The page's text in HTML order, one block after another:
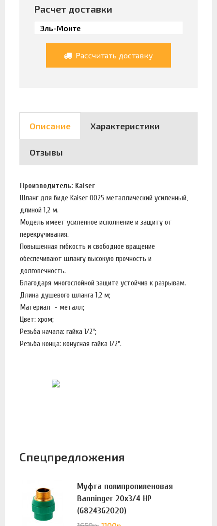
Расчет доставки
Рассчитать доставку
Описание Характеристики
Отзывы
Производитель: Kaiser
Шланг для биде Kaiser 0025 металлический усиленный,
длиной 1,2 м.
Модель имеет усиленное исполнение и защиту от
перекручивания.
Повышенная гибкость и свободное вращение
обеспечивают шлангу высокую прочность и
долговечность.
Благодаря многослойной защите устойчив к разрывам.
Длина душевого шланга 1,2 м;
Материал - металл;
Цвет: хром;
Резьба начала: гайка 1/2";
Резьба конца: конусная гайка 1/2".
Спецпредложения
Муфта полипропиленовая
Banninger 20х3/4 НР
(G8243G2020)